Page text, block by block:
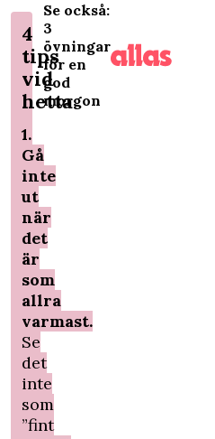
4
tips
vid
hetta
1.
Gå
inte
ut
när
det
är
som
allra
varmast.
Se
det
inte
som
”fint
Se också:
3
övningar
för en
god
morgon